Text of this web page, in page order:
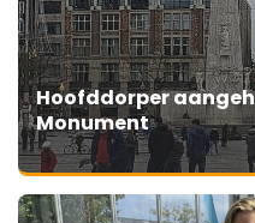
Hoofddorper
Monument